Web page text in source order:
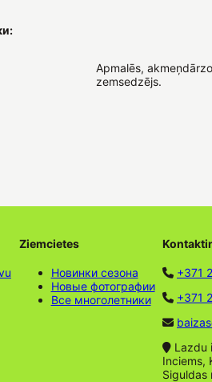
Apmalēs,
zemsedzējs.
Ziemcietes
Новинки сезона
Новые фотографии
Все многолетники
+371
+371
Lazdu
Inciems,
Siguldas